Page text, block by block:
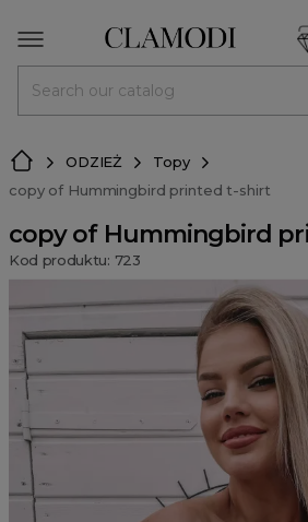
ODZIEŻ
Topy
copy of Hummingbird printed t-shirt
copy of Hummingbird
Kod produktu: 723